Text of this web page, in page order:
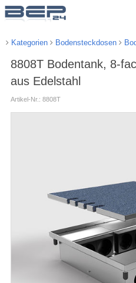
Kategorien Bodensteckdosen
8808T Bodentank, 8-
aus Edelstahl
Artikel-Nr.: 8808T